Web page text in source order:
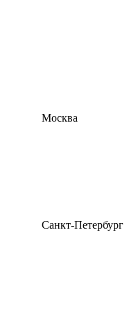
Москва
Санкт-Петербург